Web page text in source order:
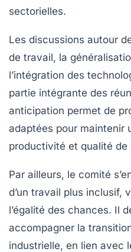
sectorielles.
Les discussions autour
de travail, la
l’intégration des
partie intégrante des
anticipation permet de
adaptées pour maintenir
productivité et qualité de
Par ailleurs, le comité
d’un travail plus inclusif,
l’égalité des chances. Il
accompagner la
industrielle, en lien avec